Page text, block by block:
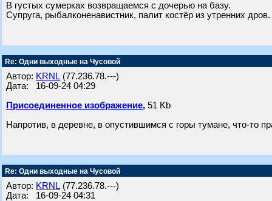
В густых сумерках возвращаемся с дочерью на базу.
Супруга, рыбалконенавистник, палит костёр из утренних дров.
Re: Одни выходные на Чусовой
Автор: KRNL (77.236.78.---)
Дата: 16-09-24 04:29
Присоединенное изображение, 51 Kb
Напротив, в деревне, в опустившимся с горы тумане, что-то
Re: Одни выходные на Чусовой
Автор: KRNL (77.236.78.---)
Дата: 16-09-24 04:31